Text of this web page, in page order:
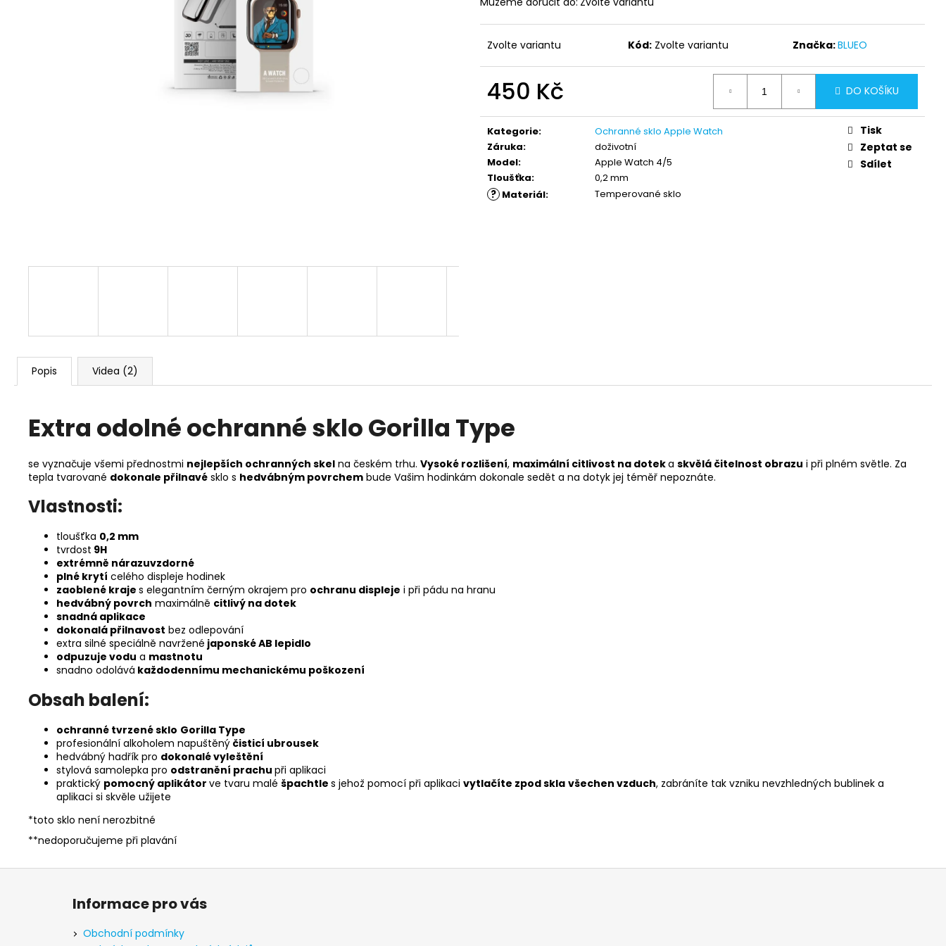
Zvolte variantu Kód: Zvolte variantu Značka:BLUEO
450 Kč
cena:
DO KOŠÍKU
Kategorie:
Ochranné sklo Apple Watch
Záruka:
doživotní
Model:
Apple Watch 4/5
Tloušťka: 0,2 mm
? Materiál: Temperované sklo
Tisk
Zeptat se
Sdílet
Popis Videa (2)
Extra odolné ochranné sklo Gorilla Type
se vyznačuje všemi přednostmi nejlepších ochranných skel na českém trhu. Vysoké rozlišení, maximální citlivost na doteka skvělá čitelnost obrazu i při plném světle. Za
tepla tvarované dokonale přilnavé sklo s hedvábným povrchem bude Vašim hodinkám dokonale sedět a na dotyk jej téměř nepoznáte.
Vlastnosti:
tloušťka 0,2 mm
tvrdost 9H
extrémně nárazuvzdorné
plné krytí celého displeje hodinek
zaoblené kraje s elegantním černým okrajem pro ochranu displeje i při pádu na hranu
hedvábný povrch maximálně citlivý na dotek
snadná aplikace
dokonalá přilnavost bez odlepování
extra silné speciálně navržené japonské AB lepidlo
odpuzuje vodu a mastnotu
snadno odolává každodennímu mechanickému poškození
Obsah balení:
ochranné tvrzené sklo Gorilla Type
profesionální alkoholem napuštěný čisticí ubrousek
hedvábný hadřík pro dokonalé vyleštění
stylová samolepka pro odstranění prachu při aplikaci
praktický pomocný aplikátor ve tvaru malé špachtle s jehož pomocí při aplikaci vytlačíte zpod skla všechen vzduch, zabráníte tak vzniku nevzhledných bublinek a
aplikaci si skvěle užijete
*toto sklo není nerozbitné
**nedoporučujeme při plavání
OCHRANNÉ TVRZENÉ SKLO PRO IPHONE
7/8, 100% OCHRANA SOUKROMÍ, BLUEO
2.5D, TYPE GORILLA® 0,2 MM
EXTRÉMNĚ ODOLNÉ NANO OCHRANNÉ BLUEO HD EXTRA ODOLNÉ OCHRANNÉ
WATCH 4/5
450 Kč
Informace pro vás
Obchodní podmínky